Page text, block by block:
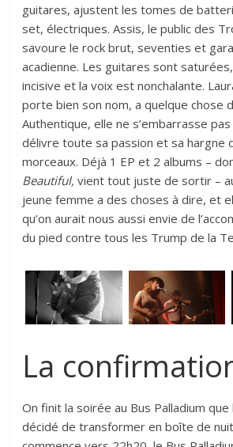
guitares, ajustent les tomes de
set, électriques. Assis, le public des
savoure le rock brut, seventies et
acadienne. Les guitares sont
incisive et la voix est nonchalante.
porte bien son nom, a quelque chose
Authentique, elle ne s’embarrasse
délivre toute sa passion et sa hargne
morceaux. Déjà 1 EP et 2 albums –
Beautiful, vient tout juste de sortir –
jeune femme a des choses à dire, et
qu’on aurait nous aussi envie de
du pied contre tous les Trump de la
La
On finit la soirée au Bus Palladium
décidé de transformer en boîte de